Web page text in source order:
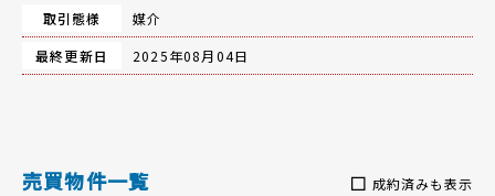
取引態様
媒介
最終更新日
2025年08月04日
売買物件一覧 成約済みも表示